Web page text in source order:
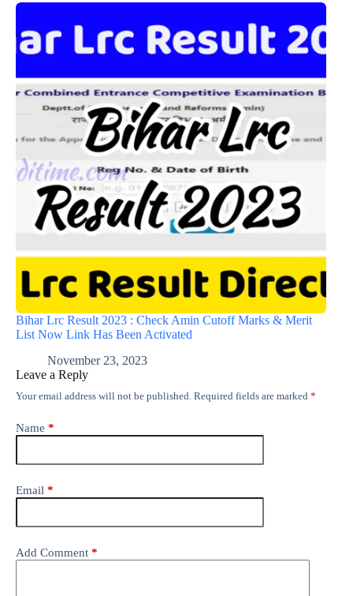
Bihar Lrc Result 2023 : Check Amin Cutoff Marks & Merit
List Now Link Has Been Activated
November 23, 2023
Leave a Reply
Your email address will not be published. Required fields are marked *
Name *
Email *
Add Comment *